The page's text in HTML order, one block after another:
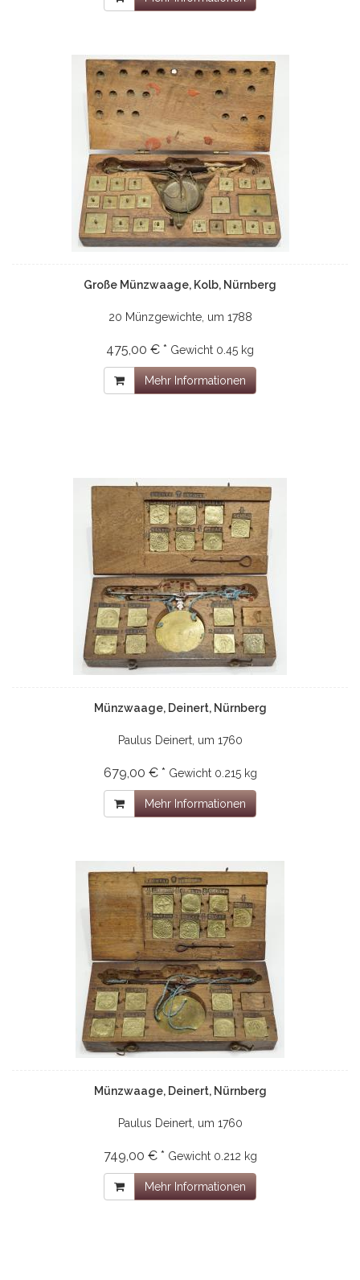
Große Münzwaage, Kolb, Nürnberg
20 Münzgewichte, um 1788
475,00 € * Gewicht 0.45 kg
Mehr Informationen
Münzwaage, Deinert, Nürnberg
Paulus Deinert, um 1760
679,00 € * Gewicht 0.215 kg
Mehr Informationen
Münzwaage, Deinert, Nürnberg
Paulus Deinert, um 1760
749,00 € * Gewicht 0.212 kg
Mehr Informationen